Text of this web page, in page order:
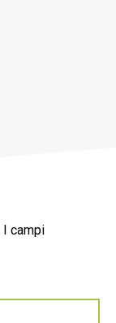
I campi